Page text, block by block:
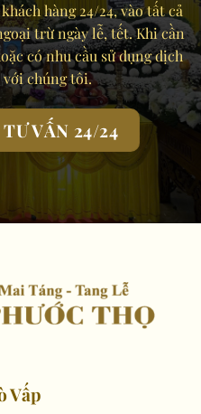
hàng 24/24, vào tất cả
trừ ngày lễ, tết. Khi cần
có nhu cầu sử dụng dịch
với chúng tôi.
VẤN 24/24
Vấp